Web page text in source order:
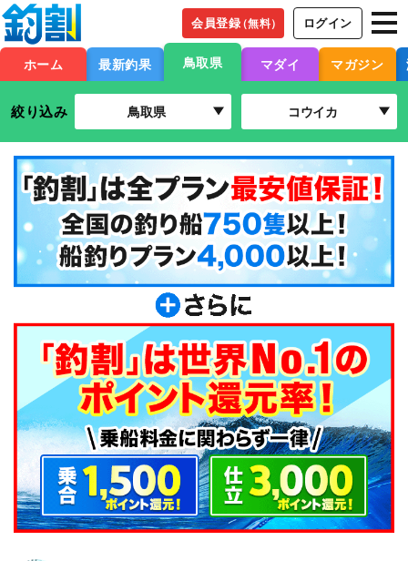
会員登録（無料） ログイン
ホーム 最新釣果 鳥取県 マダイ マガジン
絞り込み 鳥取県 コウイカ